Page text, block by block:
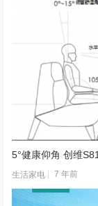
5°健康仰角 创维
生活家电 7 年前